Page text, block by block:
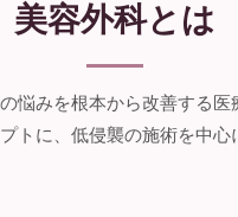
美容外科とは
悩みを根本から改善する
トに、低侵襲の施術を中心